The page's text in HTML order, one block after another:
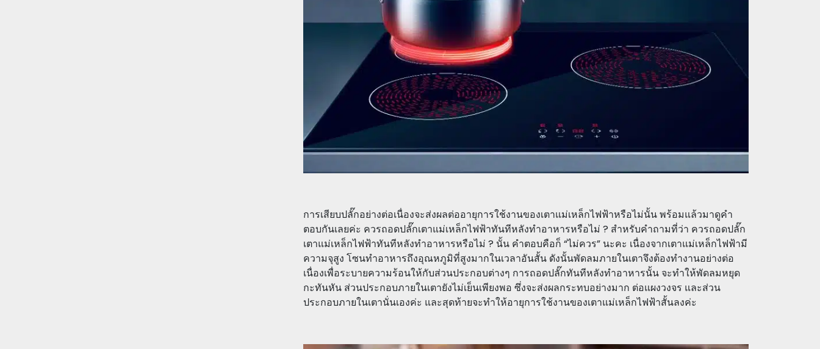
การเสียบปลั๊กอย่างต่อเนื่องจะส่งผลต่ออายุการใช้งานของเตาแม่เหล็กไฟฟ้าหรือไม่นั้น พร้อมแล้วมาดูคำ
ตอบกันเลยค่ะ ควรถอดปลั๊กเตาแม่เหล็กไฟฟ้าทันทีหลังทำอาหารหรือไม่ ? สำหรับคำถามที่ว่า ควรถอดปลั๊ก
เตาแม่เหล็กไฟฟ้าทันทีหลังทำอาหารหรือไม่ ? นั้น คำตอบคือก็ “ไม่ควร” นะคะ เนื่องจากเตาแม่เหล็กไฟฟ้ามี
ความจุสูง โซนทำอาหารถึงอุณหภูมิที่สูงมากในเวลาอันสั้น ดังนั้นพัดลมภายในเตาจึงต้องทำงานอย่างต่อ
เนื่องเพื่อระบายความร้อนให้กับส่วนประกอบต่างๆ การถอดปลั๊กทันทีหลังทำอาหารนั้น จะทำให้พัดลมหยุด
กะทันหัน ส่วนประกอบภายในเตายังไม่เย็นเพียงพอ ซึ่งจะส่งผลกระทบอย่างมาก ต่อแผงวงจร และส่วน
ประกอบภายในเตานั่นเองค่ะ และสุดท้ายจะทำให้อายุการใช้งานของเตาแม่เหล็กไฟฟ้าสั้นลงค่ะ